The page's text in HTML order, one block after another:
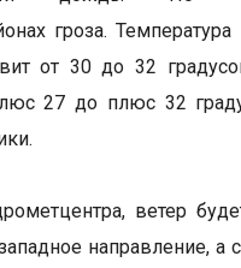
гроза. Температура
от 30 до 32
27 до плюс 32
ветер
направление, а